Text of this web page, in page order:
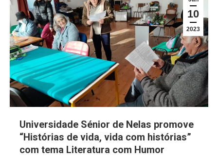
10
2023
Universidade Sénior de Nelas promove
“Histórias de vida, vida com histórias”
com tema Literatura com Humor